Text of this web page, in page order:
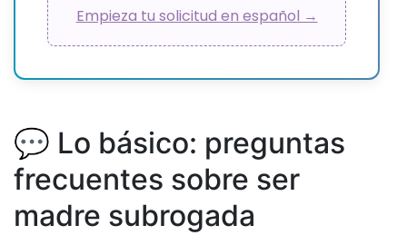
Empieza tu solicitud en español →
💬 Lo básico: preguntas
frecuentes sobre ser
madre subrogada